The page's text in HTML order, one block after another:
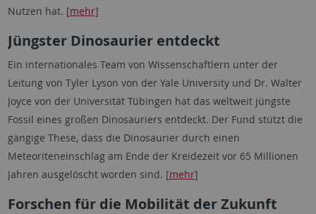
Nutzen hat. [mehr]
Jüngster Dinosaurier entdeckt
Ein internationales Team von Wissenschaftlern unter der
Leitung von Tyler Lyson von der Yale University und Dr. Walter
Joyce von der Universität Tübingen hat das weltweit jüngste
Fossil eines großen Dinosauriers entdeckt. Der Fund stützt die
gängige These, dass die Dinosaurier durch einen
Meteoriteneinschlag am Ende der Kreidezeit vor 65 Millionen
Jahren ausgelöscht worden sind. [mehr]
Forschen für die Mobilität der Zukunft